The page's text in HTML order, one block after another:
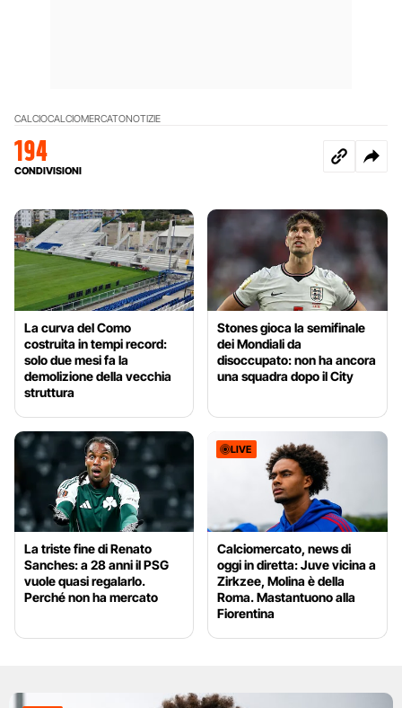
CALCIOCALCIOMERCATONOTIZIE
194
CONDIVISIONI
La curva del Como
costruita in tempi record:
solo due mesi fa la
demolizione della vecchia
struttura
Stones gioca la semifinale
dei Mondiali da
disoccupato: non ha ancora
una squadra dopo il City
La triste fine di Renato
Sanches: a 28 anni il PSG
vuole quasi regalarlo.
Perché non ha mercato
LIVE
Calciomercato, news di
oggi in diretta: Juve vicina a
Zirkzee, Molina è della
Roma. Mastantuono alla
Fiorentina